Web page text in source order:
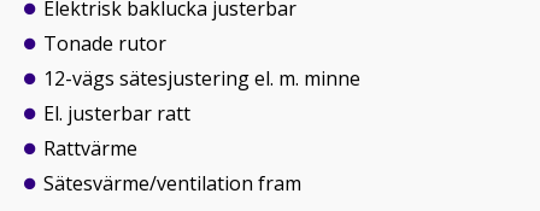
Elektrisk baklucka justerbar
Tonade rutor
12-vägs sätesjustering el. m. minne
El. justerbar ratt
Rattvärme
Sätesvärme/ventilation fram